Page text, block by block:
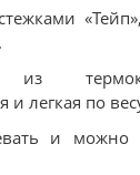
и легкая по
и можно